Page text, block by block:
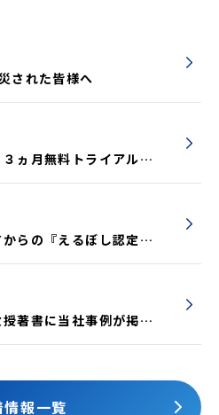
された皆様へ
ヵ月無料トライアル実
らの『えるぼし認定』
著書に当社事例が掲載
情報一覧